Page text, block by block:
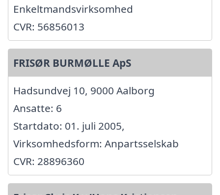
Enkeltmandsvirksomhed
CVR: 56856013
FRISØR BURMØLLE ApS
Hadsundvej 10, 9000 Aalborg
Ansatte: 6
Startdato: 01. juli 2005,
Virksomhedsform: Anpartsselskab
CVR: 28896360